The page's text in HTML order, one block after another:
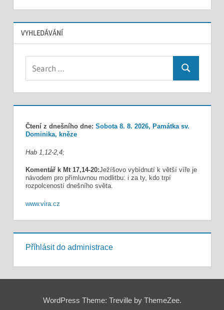
VYHLEDÁVÁNÍ
Search
Čtení z dnešního dne: Sobota 8. 8. 2026, Památka sv.
Dominika, kněze
Hab 1,12-2,4;
Komentář k Mt 17,14-20:Ježíšovo vybídnutí k větší víře je
návodem pro přímluvnou modlitbu: i za ty, kdo trpí
rozpolceností dnešního světa.
www.vira.cz
Příhlásit do administrace
WordPress Theme: Treville by ThemeZee.